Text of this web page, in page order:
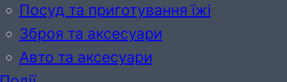
Посуд та приготування їжі
Зброя та аксесуари
Авто та аксесуари